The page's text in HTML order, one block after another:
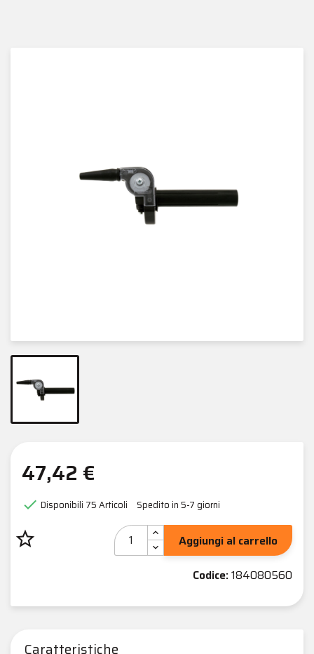
47,42 €
 Disponibili 75 Articoli Spedito in 5-7 giorni
star_border
Aggiungi al carrello
Codice:184080560
Caratteristiche